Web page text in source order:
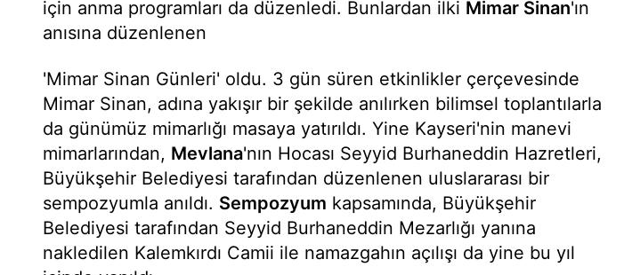
için anma programları da düzenledi. Bunlardan ilki Mimar Sinan'ın
anısına düzenlenen
'Mimar Sinan Günleri' oldu. 3 gün süren etkinlikler çerçevesinde
Mimar Sinan, adına yakışır bir şekilde anılırken bilimsel toplantılarla
da günümüz mimarlığı masaya yatırıldı. Yine Kayseri'nin manevi
mimarlarından, Mevlana'nın Hocası Seyyid Burhaneddin Hazretleri,
Büyükşehir Belediyesi tarafından düzenlenen uluslararası bir
sempozyumla anıldı. Sempozyum kapsamında, Büyükşehir
Belediyesi tarafından Seyyid Burhaneddin Mezarlığı yanına
nakledilen Kalemkırdı Camii ile namazgahın açılışı da yine bu yıl